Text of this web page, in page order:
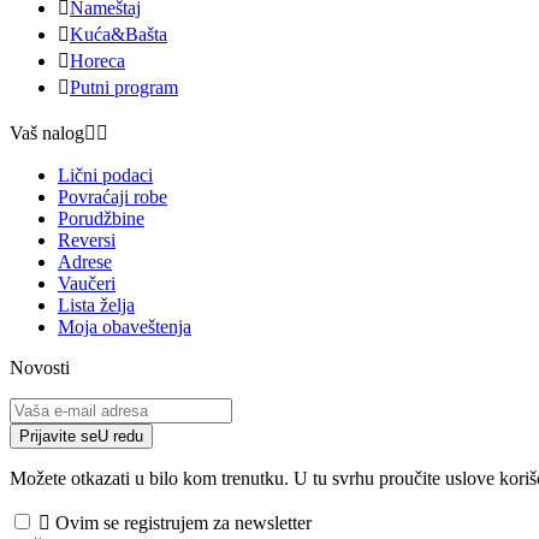
Nameštaj
Kuća&Bašta
Horeca
Putni program
Vaš nalog 
Lični podaci
Povraćaji robe
Porudžbine
Reversi
Adrese
Vaučeri
Lista želja
Moja obaveštenja
Novosti
Prijavite seU redu
Možete otkazati u bilo kom trenutku. U tu svrhu proučite uslove
 Ovim se registrujem za newsletter